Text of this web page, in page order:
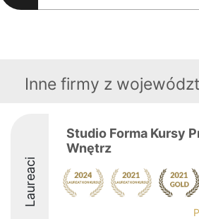
Inne firmy z
Laureaci
Studio Forma Kursy
Wnętrz